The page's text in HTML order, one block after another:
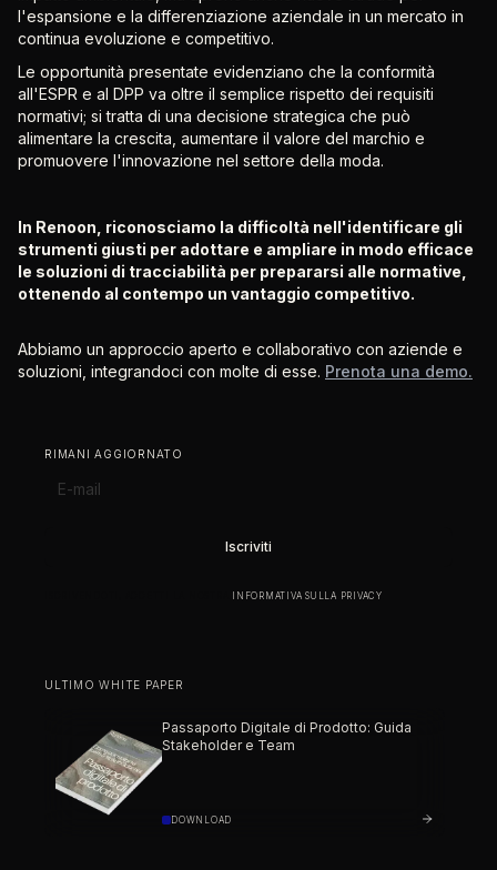
l'espansione e la differenziazione aziendale in un mercato in
continua evoluzione e competitivo.
Le opportunità presentate evidenziano che la conformità
all'ESPR e al DPP va oltre il semplice rispetto dei requisiti
normativi; si tratta di una decisione strategica che può
alimentare la crescita, aumentare il valore del marchio e
promuovere l'innovazione nel settore della moda.
In Renoon, riconosciamo la difficoltà nell'identificare gli
strumenti giusti per adottare e ampliare in modo efficace
le soluzioni di tracciabilità per prepararsi alle normative,
ottenendo al contempo un vantaggio competitivo.
Abbiamo un approccio aperto e collaborativo con aziende e
soluzioni, integrandoci con molte di esse. Prenota una demo.
RIMANI AGGIORNATO
INFORMATIVA SULLA PRIVACY
ULTIMO WHITE PAPER
Passaporto Digitale di Prodotto: Guida
Stakeholder e Team
DOWNLOAD